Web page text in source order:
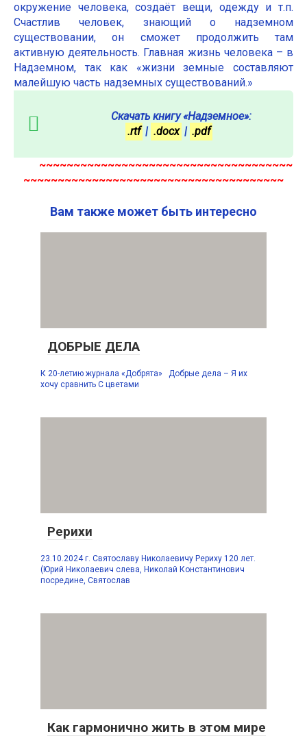
окружение человека, создаёт вещи, одежду и т.п.
Счастлив человек, знающий о надземном
существовании, он сможет продолжить там
активную деятельность. Главная жизнь человека – в
Надземном, так как «жизни земные составляют
малейшую часть надземных существований.»
Скачать книгу «Надземное»:
.rtf | .docx | .pdf
~~~~~~~~~~~~~~~~~~~~~~~~~~~~~~~~~~~~~
~~~~~~~~~~~~~~~~~~~~~~~~~~~~~~~~~~~~~~
Вам также может быть интересно
ДОБРЫЕ ДЕЛА
К 20-летию журнала «Добрята» Добрые дела – Я их
хочу сравнить С цветами
Рерихи
23.10.2024 г. Святославу Николаевичу Рериху 120 лет.
(Юрий Николаевич слева, Николай Константинович
посредине, Святослав
Как гармонично жить в этом мире